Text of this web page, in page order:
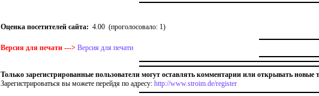
Оценка посетителей сайта: 4.00 (проголосовало: 1)
Версия для печати ---> Версия для печати
Только зарегистрированные пользователи могут оставлять комментарии или открывать новые
Зарегистрироваться вы можете перейдя по адресу: http://www.stroim.de/register